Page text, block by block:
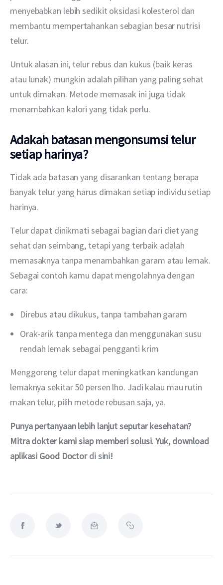
menyebabkan lebih sedikit oksidasi kolesterol dan
membantu mempertahankan sebagian besar nutrisi
telur.
Untuk alasan ini, telur rebus dan kukus (baik keras
atau lunak) mungkin adalah pilihan yang paling sehat
untuk dimakan. Metode memasak ini juga tidak
menambahkan kalori yang tidak perlu.
Adakah batasan mengonsumsi telur
setiap harinya?
Tidak ada batasan yang disarankan tentang berapa
banyak telur yang harus dimakan setiap individu setiap
harinya.
Telur dapat dinikmati sebagai bagian dari diet yang
sehat dan seimbang, tetapi yang terbaik adalah
memasaknya tanpa menambahkan garam atau lemak.
Sebagai contoh kamu dapat mengolahnya dengan
cara:
Direbus atau dikukus, tanpa tambahan garam
Orak-arik tanpa mentega dan menggunakan susu
rendah lemak sebagai pengganti krim
Menggoreng telur dapat meningkatkan kandungan
lemaknya sekitar 50 persen lho. Jadi kalau mau rutin
makan telur, pilih metode rebusan saja, ya.
Punya pertanyaan lebih lanjut seputar kesehatan?
Mitra dokter kami siap memberi solusi. Yuk, download
aplikasi Good Doctor di sini!